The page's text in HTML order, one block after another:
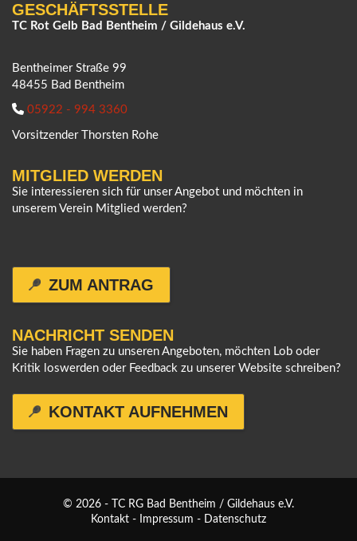
GESCHÄFTSSTELLE
TC Rot Gelb Bad Bentheim / Gildehaus e.V.
Bentheimer Straße 99
48455 Bad Bentheim
05922 - 994 3360
Vorsitzender Thorsten Rohe
MITGLIED WERDEN
Sie interessieren sich für unser Angebot und möchten in
unserem Verein Mitglied werden?
ZUM ANTRAG
NACHRICHT SENDEN
Sie haben Fragen zu unseren Angeboten, möchten Lob oder
Kritik loswerden oder Feedback zu unserer Website schreiben?
KONTAKT AUFNEHMEN
© 2026 - TC RG Bad Bentheim / Gildehaus e.V.
Kontakt - Impressum - Datenschutz